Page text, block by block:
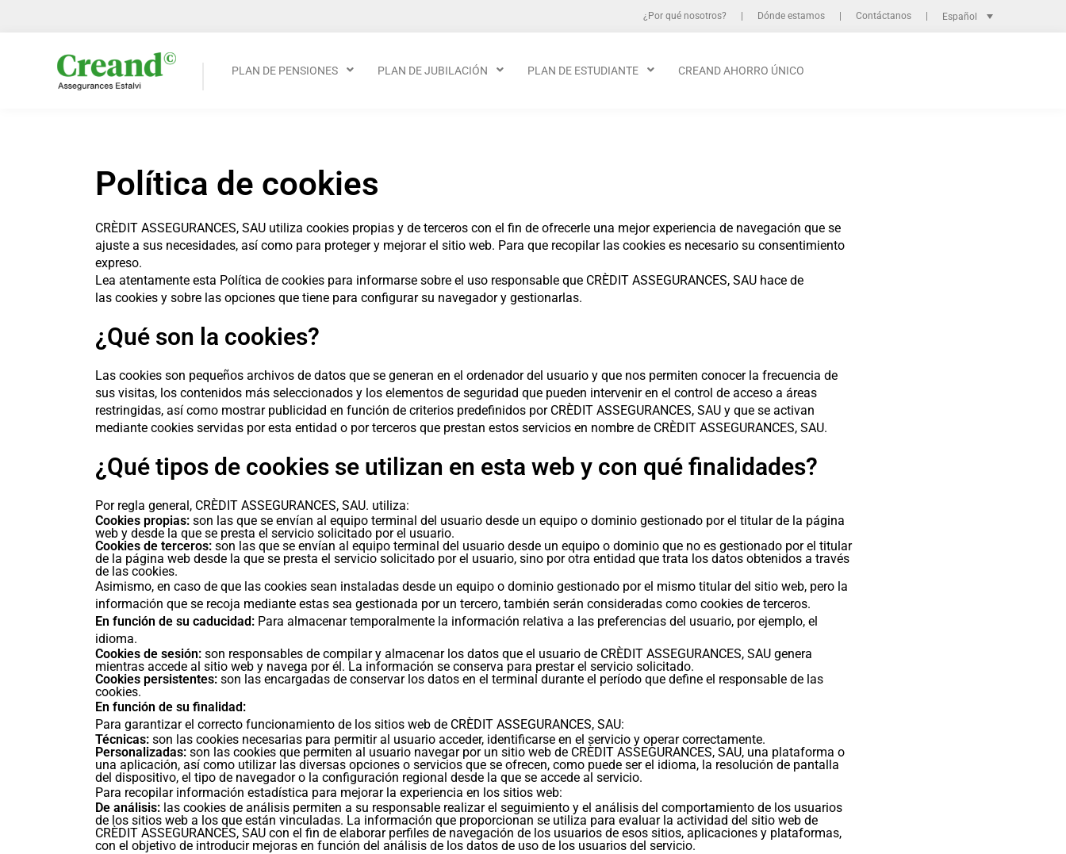
¿Por qué nosotros? Dónde estamos Contáctanos Español
PLAN DE PENSIONES PLAN DE JUBILACIÓN PLAN DE ESTUDIANTE CREAND AHORRO ÚNICO
Política de cookies
CRÈDIT ASSEGURANCES, SAU utiliza cookies propias y de terceros con el fin de ofrecerle una mejor experiencia de navegación que se
ajuste a sus necesidades, así como para proteger y mejorar el sitio web. Para que recopilar las cookies es necesario su consentimiento
expreso.
Lea atentamente esta Política de cookies para informarse sobre el uso responsable que CRÈDIT ASSEGURANCES, SAU hace de
las cookies y sobre las opciones que tiene para configurar su navegador y gestionarlas.
¿Qué son la cookies?
Las cookies son pequeños archivos de datos que se generan en el ordenador del usuario y que nos permiten conocer la frecuencia de
sus visitas, los contenidos más seleccionados y los elementos de seguridad que pueden intervenir en el control de acceso a áreas
restringidas, así como mostrar publicidad en función de criterios predefinidos por CRÈDIT ASSEGURANCES, SAU y que se activan
mediante cookies servidas por esta entidad o por terceros que prestan estos servicios en nombre de CRÈDIT ASSEGURANCES, SAU.
¿Qué tipos de cookies se utilizan en esta web y con qué finalidades?
Por regla general, CRÈDIT ASSEGURANCES, SAU. utiliza:
Cookies propias: son las que se envían al equipo terminal del usuario desde un equipo o dominio gestionado por el titular de la página
web y desde la que se presta el servicio solicitado por el usuario.
Cookies de terceros: son las que se envían al equipo terminal del usuario desde un equipo o dominio que no es gestionado por el titular
de la página web desde la que se presta el servicio solicitado por el usuario, sino por otra entidad que trata los datos obtenidos a través
de las cookies.
Asimismo, en caso de que las cookies sean instaladas desde un equipo o dominio gestionado por el mismo titular del sitio web, pero la
información que se recoja mediante estas sea gestionada por un tercero, también serán consideradas como cookies de terceros.
En función de su caducidad: Para almacenar temporalmente la información relativa a las preferencias del usuario, por ejemplo, el
idioma.
Cookies de sesión: son responsables de compilar y almacenar los datos que el usuario de CRÈDIT ASSEGURANCES, SAU genera
mientras accede al sitio web y navega por él. La información se conserva para prestar el servicio solicitado.
Cookies persistentes: son las encargadas de conservar los datos en el terminal durante el período que define el responsable de las
cookies.
En función de su finalidad:
Para garantizar el correcto funcionamiento de los sitios web de CRÈDIT ASSEGURANCES, SAU:
Técnicas: son las cookies necesarias para permitir al usuario acceder, identificarse en el servicio y operar correctamente.
Personalizadas: son las cookies que permiten al usuario navegar por un sitio web de CRÈDIT ASSEGURANCES, SAU, una plataforma o
una aplicación, así como utilizar las diversas opciones o servicios que se ofrecen, como puede ser el idioma, la resolución de pantalla
del dispositivo, el tipo de navegador o la configuración regional desde la que se accede al servicio.
Para recopilar información estadística para mejorar la experiencia en los sitios web:
De análisis: las cookies de análisis permiten a su responsable realizar el seguimiento y el análisis del comportamiento de los usuarios
de los sitios web a los que están vinculadas. La información que proporcionan se utiliza para evaluar la actividad del sitio web de
CRÈDIT ASSEGURANCES, SAU con el fin de elaborar perfiles de navegación de los usuarios de esos sitios, aplicaciones y plataformas,
con el objetivo de introducir mejoras en función del análisis de los datos de uso de los usuarios del servicio.